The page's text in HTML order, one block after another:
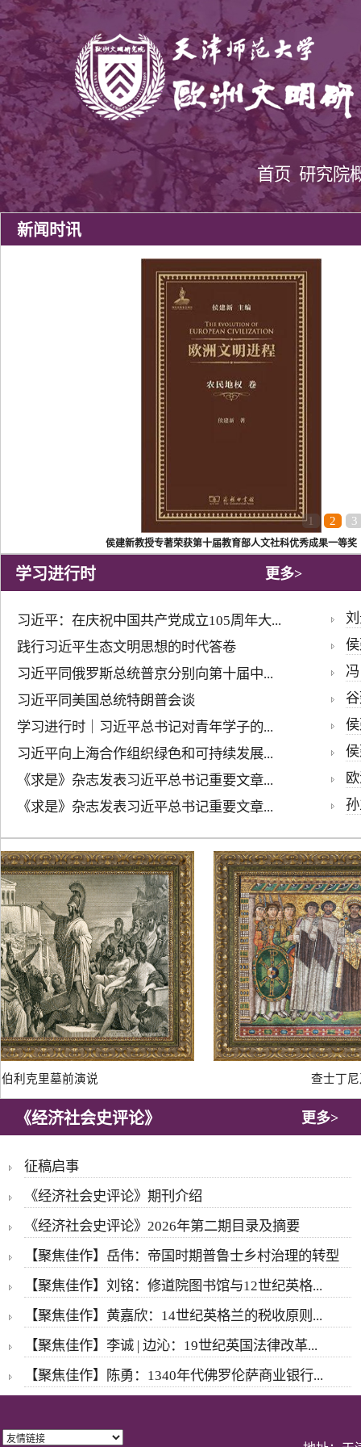
首页 研究院
新闻时讯
1 2 3
侯建新教授专著荣获第十届教育部人文社科优秀成果一等奖
学习进行时 更多>
习近平：在庆祝中国共产党成立105周年大...
践行习近平生态文明思想的时代答卷
习近平同俄罗斯总统普京分别向第十届中...
习近平同美国总统特朗普会谈
学习进行时｜习近平总书记对青年学子的...
习近平向上海合作组织绿色和可持续发展...
《求是》杂志发表习近平总书记重要文章...
《求是》杂志发表习近平总书记重要文章...
利克里墓前演说 查士丁尼
《经济社会史评论》 更多>
征稿启事
《经济社会史评论》期刊介绍
《经济社会史评论》2026年第二期目录及摘要
【聚焦佳作】岳伟：帝国时期普鲁士乡村治理的转型
【聚焦佳作】刘铭：修道院图书馆与12世纪英格...
【聚焦佳作】黄嘉欣：14世纪英格兰的税收原则...
【聚焦佳作】李诚 | 边沁：19世纪英国法律改革...
【聚焦佳作】陈勇：1340年代佛罗伦萨商业银行...